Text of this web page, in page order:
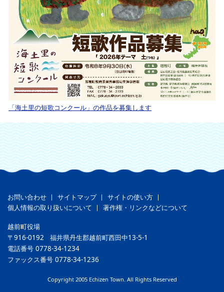
「海土里の短歌コンクール」の作品を募集します
お問い合わせ サイトマップ
サイトの使い方
個人情報の取り扱いについて
著作権・リンクなどについて
越前町役場
〒916-0192
福井県丹生郡越前町西田中13-5-1
電話番号 0778-34-1234
ファックス番号 0778-34-1236
Copyright 2005 Echizen Town. All Rights Reserved